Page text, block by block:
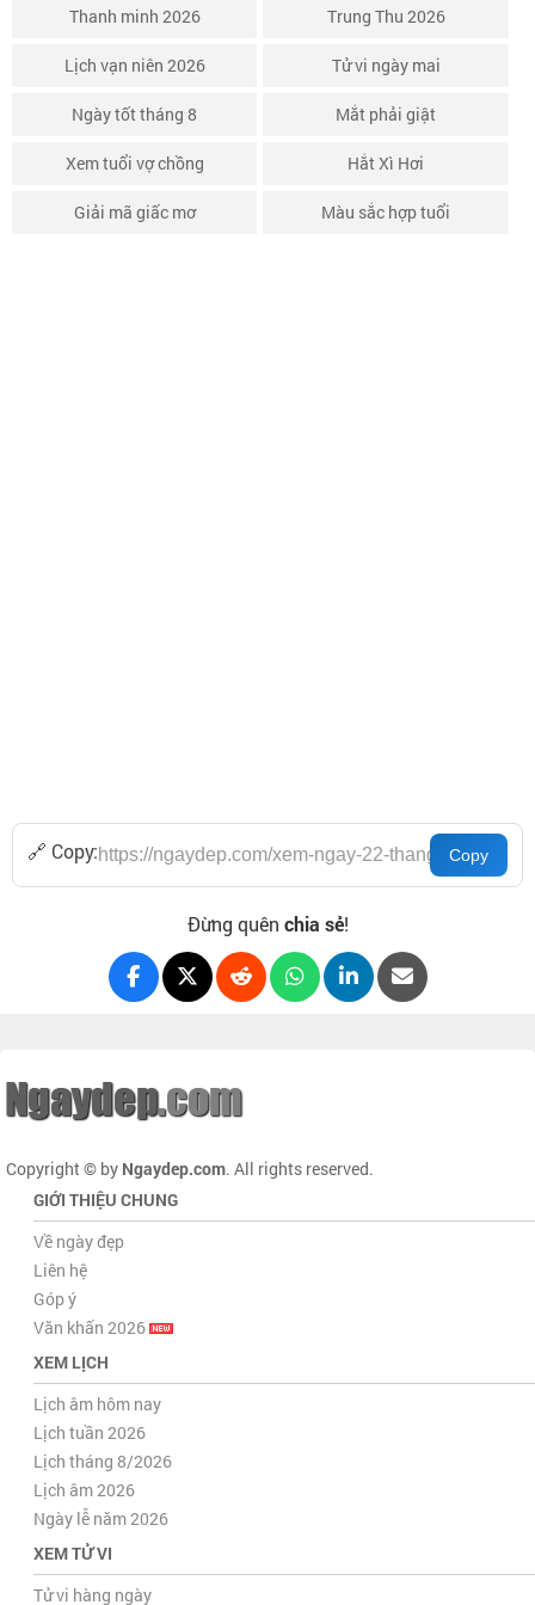
Thanh minh 2026 Trung Thu 2026
Lịch vạn niên 2026 Tử vi ngày mai
Ngày tốt tháng 8 Mắt phải giật
Xem tuổi vợ chồng Hắt Xì Hơi
Giải mã giấc mơ Màu sắc hợp tuổi
🔗 Copy:
Đừng quên chia sẻ!
Copyright © by Ngaydep.com. All rights reserved.
GIỚI THIỆU CHUNG
Về ngày đẹp
Liên hệ
Góp ý
Văn khấn 2026
XEM LỊCH
Lịch âm hôm nay
Lịch tuần 2026
Lịch tháng 8/2026
Lịch âm 2026
Ngày lễ năm 2026
XEM TỬ VI
Tử vi hàng ngày